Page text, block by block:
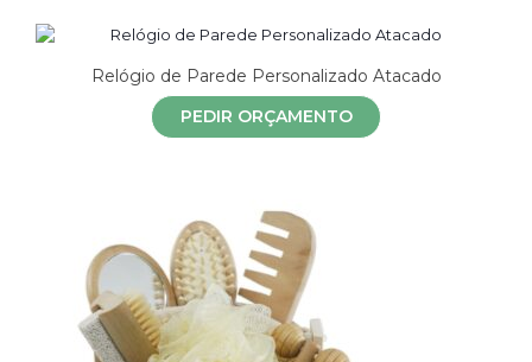
Relógio de Parede Personalizado Atacado
PEDIR ORÇAMENTO